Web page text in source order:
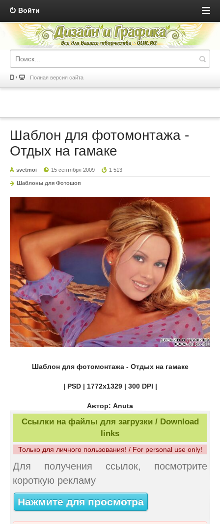
Войти
Полная версия сайта
Шаблон для фотомонтажа -
Отдых на гамаке
svetmoi 15 сентября 2009 1 513
Шаблоны для Фотошоп
Шаблон для фотомонтажа - Отдых на гамаке
| PSD | 1772x1329 | 300 DPI |
Автор: Anuta
Ссылки на файлы для загрузки / Download
links
Только для личного пользования! / For personal use only!
Для получения ссылок, посмотрите
короткую рекламу
Нажмите для просмотра